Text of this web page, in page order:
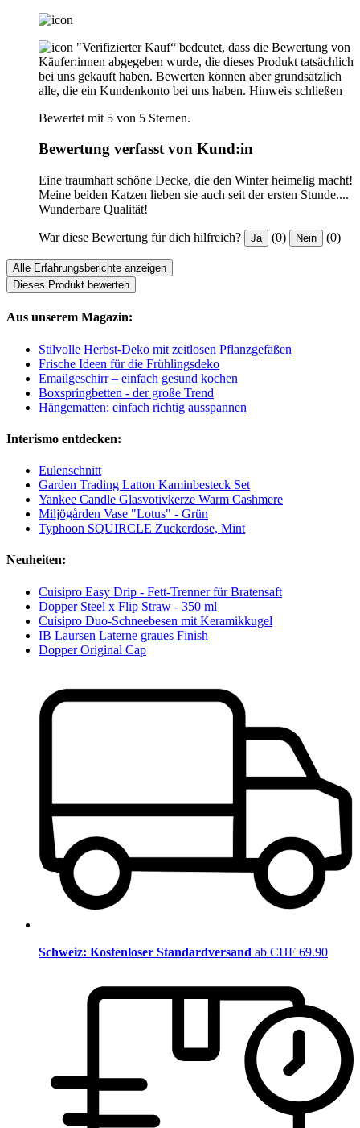
"Verifizierter Kauf“ bedeutet, dass die Bewertung von
Käufer:innen abgegeben wurde, die dieses Produkt tatsächlich
bei uns gekauft haben. Bewerten können aber grundsätzlich
alle, die ein Kundenkonto bei uns haben. Hinweis schließen
Bewertet mit 5 von 5 Sternen.
Bewertung verfasst von Kund:in
Eine traumhaft schöne Decke, die den Winter heimelig macht!
Meine beiden Katzen lieben sie auch seit der ersten Stunde....
Wunderbare Qualität!
War diese Bewertung für dich hilfreich? Ja (0) Nein (0)
Alle Erfahrungsberichte anzeigen
Dieses Produkt bewerten
Aus unserem Magazin:
Stilvolle Herbst-Deko mit zeitlosen Pflanzgefäßen
Frische Ideen für die Frühlingsdeko
Emailgeschirr – einfach gesund kochen
Boxspringbetten - der große Trend
Hängematten: einfach richtig ausspannen
Interismo entdecken:
Eulenschnitt
Garden Trading Latton Kaminbesteck Set
Yankee Candle Glasvotivkerze Warm Cashmere
Miljögården Vase "Lotus" - Grün
Typhoon SQUIRCLE Zuckerdose, Mint
Neuheiten:
Cuisipro Easy Drip - Fett-Trenner für Bratensaft
Dopper Steel x Flip Straw - 350 ml
Cuisipro Duo-Schneebesen mit Keramikkugel
IB Laursen Laterne graues Finish
Dopper Original Cap
Schweiz: Kostenloser Standardversand ab CHF 69.90